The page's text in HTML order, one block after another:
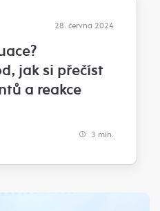
28. června 2024
jak si přečíst
a reakce
3 min.